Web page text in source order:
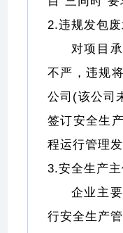
2.违规发包废
对项目
不严，违规
公司(该公司
签订安全生
程运行管理
3.安全生产主
企业主
行安全生产